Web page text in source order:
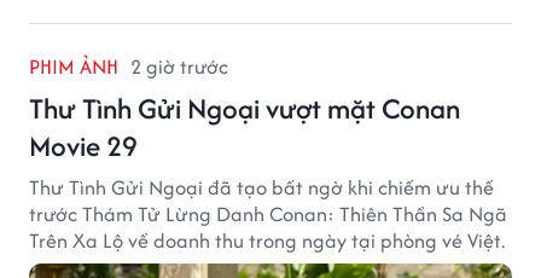
PHIM ẢNH 2 giờ trước
Thư Tình Gửi Ngoại vượt mặt Conan
Movie 29
Thư Tình Gửi Ngoại đã tạo bất ngờ khi chiếm ưu thế
trước Thám Tử Lừng Danh Conan: Thiên Thần Sa Ngã
Trên Xa Lộ về doanh thu trong ngày tại phòng vé Việt.